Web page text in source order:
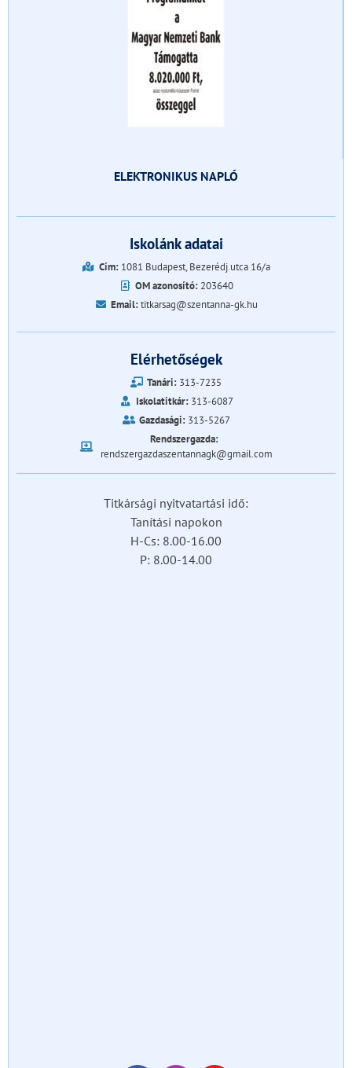
ELEKTRONIKUS NAPLÓ
Iskolánk adatai
Cím:1081 Budapest, Bezerédj utca 16/a
OM azonosító: 203640
Email:titkarsag@szentanna-gk.hu
Elérhetőségek
Tanári: 313-7235
Iskolatitkár:313-6087
Gazdasági:313-5267
Rendszergazda:
rendszergazdaszentannagk@gmail.com
Titkársági nyitvatartási idő:
Tanítási napokon
H-Cs: 8.00-16.00
P: 8.00-14.00